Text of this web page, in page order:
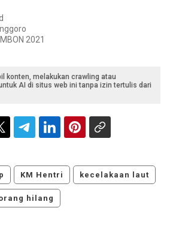
2021
konten, melakukan crawling atau
AI di situs web ini tanpa izin tertulis dari
KM Hentri kecelakaan laut
hilang